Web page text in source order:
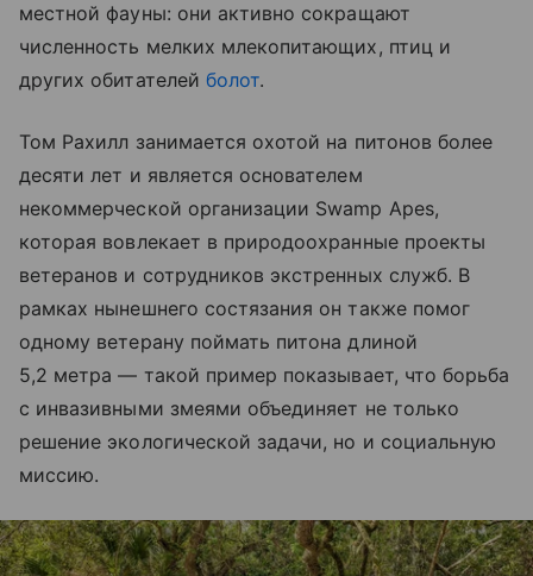
местной фауны: они активно сокращают
численность мелких млекопитающих, птиц и
других обитателей болот.
Том Рахилл занимается охотой на питонов более
десяти лет и является основателем
некоммерческой организации Swamp Apes,
которая вовлекает в природоохранные проекты
ветеранов и сотрудников экстренных служб. В
рамках нынешнего состязания он также помог
одному ветерану поймать питона длиной
5,2 метра — такой пример показывает, что борьба
с инвазивными змеями объединяет не только
решение экологической задачи, но и социальную
миссию.